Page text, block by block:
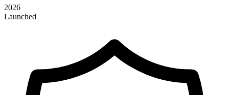
2026
Launched